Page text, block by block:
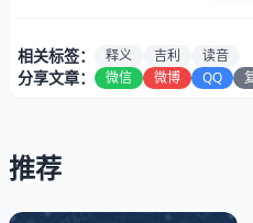
3、吉利聚财的字两个字:代表
4、表示吉祥的汉字、吉利的
些？
相关标签： 释义 吉利 读音
分享文章： 微信 微博 QQ
推荐